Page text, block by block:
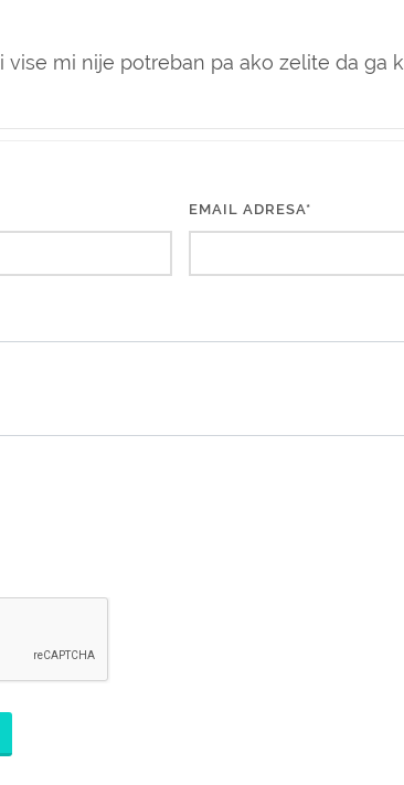
i vise mi nije potreban pa ako zelite da ga
EMAIL ADRESA*